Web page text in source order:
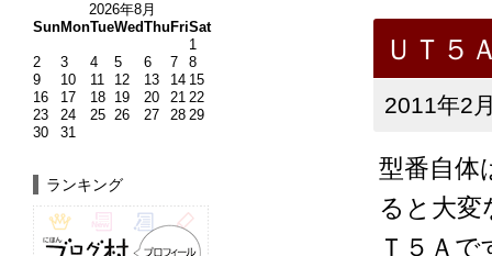
ＵＴ５
2011年2
型番自体
ると大
Ｔ５Ａで
2026年8月
SunMonTueWedThu FriSat
1
2
3 4 5 6 7
8
9
10 11 12 13 14 15
16
17 18 19 20 21 22
23
24 25 26 27 28 29
30
31
ランキング